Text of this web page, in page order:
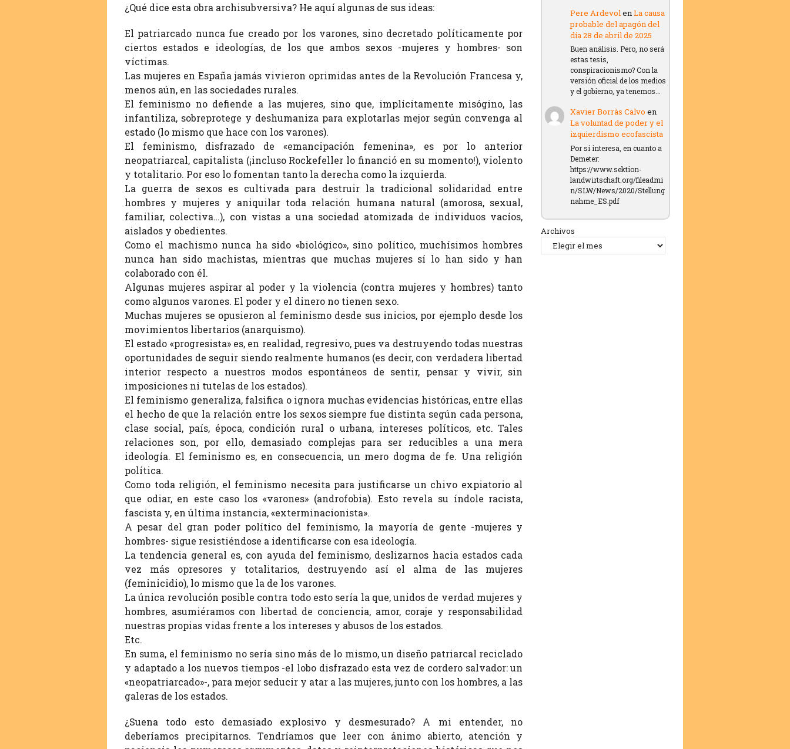
¿Qué dice esta obra archisubversiva? He aquí algunas de sus ideas:
El patriarcado nunca fue creado por los varones, sino decretado políticamente por
ciertos estados e ideologías, de los que ambos sexos -mujeres y hombres- son
víctimas.
Las mujeres en España jamás vivieron oprimidas antes de la Revolución Francesa y,
menos aún, en las sociedades rurales.
El feminismo no defiende a las mujeres, sino que, implícitamente misógino, las
infantiliza, sobreprotege y deshumaniza para explotarlas mejor según convenga al
estado (lo mismo que hace con los varones).
El feminismo, disfrazado de «emancipación femenina», es por lo anterior
neopatriarcal, capitalista (¡incluso Rockefeller lo financió en su momento!), violento
y totalitario. Por eso lo fomentan tanto la derecha como la izquierda.
La guerra de sexos es cultivada para destruir la tradicional solidaridad entre
hombres y mujeres y aniquilar toda relación humana natural (amorosa, sexual,
familiar, colectiva…), con vistas a una sociedad atomizada de individuos vacíos,
aislados y obedientes.
Como el machismo nunca ha sido «biológico», sino político, muchísimos hombres
nunca han sido machistas, mientras que muchas mujeres sí lo han sido y han
colaborado con él.
Algunas mujeres aspirar al poder y la violencia (contra mujeres y hombres) tanto
como algunos varones. El poder y el dinero no tienen sexo.
Muchas mujeres se opusieron al feminismo desde sus inicios, por ejemplo desde los
movimientos libertarios (anarquismo).
El estado «progresista» es, en realidad, regresivo, pues va destruyendo todas nuestras
oportunidades de seguir siendo realmente humanos (es decir, con verdadera libertad
interior respecto a nuestros modos espontáneos de sentir, pensar y vivir, sin
imposiciones ni tutelas de los estados).
El feminismo generaliza, falsifica o ignora muchas evidencias históricas, entre ellas
el hecho de que la relación entre los sexos siempre fue distinta según cada persona,
clase social, país, época, condición rural o urbana, intereses políticos, etc. Tales
relaciones son, por ello, demasiado complejas para ser reducibles a una mera
ideología. El feminismo es, en consecuencia, un mero dogma de fe. Una religión
política.
Como toda religión, el feminismo necesita para justificarse un chivo expiatorio al
que odiar, en este caso los «varones» (androfobia). Esto revela su índole racista,
fascista y, en última instancia, «exterminacionista».
A pesar del gran poder político del feminismo, la mayoría de gente -mujeres y
hombres- sigue resistiéndose a identificarse con esa ideología.
La tendencia general es, con ayuda del feminismo, deslizarnos hacia estados cada
vez más opresores y totalitarios, destruyendo así el alma de las mujeres
(feminicidio), lo mismo que la de los varones.
La única revolución posible contra todo esto sería la que, unidos de verdad mujeres y
hombres, asumiéramos con libertad de conciencia, amor, coraje y responsabilidad
nuestras propias vidas frente a los intereses y abusos de los estados.
Etc.
En suma, el feminismo no sería sino más de lo mismo, un diseño patriarcal reciclado
y adaptado a los nuevos tiempos -el lobo disfrazado esta vez de cordero salvador: un
«neopatriarcado»-, para mejor seducir y atar a las mujeres, junto con los hombres, a las
galeras de los estados.
¿Suena todo esto demasiado explosivo y desmesurado? A mi entender, no
deberíamos precipitarnos. Tendríamos que leer con ánimo abierto, atención y
Pere ArdevolenLa causa
probable del apagón del
día 28 de abril de 2025
Buen análisis. Pero, no será
estas tesis,
conspiracionismo? Con la
versión oficial de los medios
y el gobierno, ya tenemos…
Xavier Borràs Calvo en
La voluntad de poder y el
izquierdismo ecofascista
Por si interesa, en cuanto a
Demeter:
https://www.sektion-
landwirtschaft.org/fileadmi
n/SLW/News/2020/Stellung
nahme_ES.pdf
Archivos